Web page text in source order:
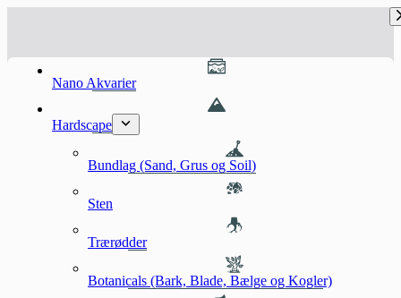
Nano Akvarier
Hardscape
Bundlag (Sand, Grus og Soil)
Sten
Trærødder
Botanicals (Bark, Blade, Bælge og Kogler)